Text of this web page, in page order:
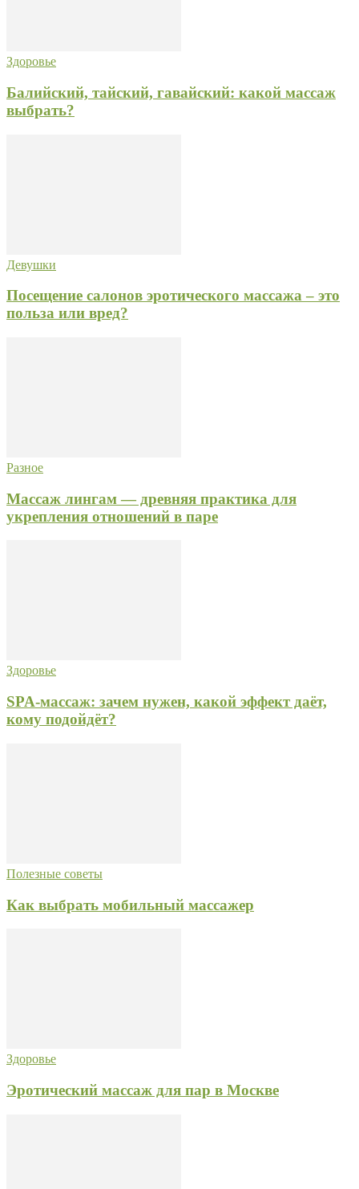
Здоровье
Балийский, тайский, гавайский: какой массаж
выбрать?
Девушки
Посещение салонов эротического массажа – это
польза или вред?
Разное
Массаж лингам — древняя практика для
укрепления отношений в паре
Здоровье
SPA-массаж: зачем нужен, какой эффект даёт,
кому подойдёт?
Полезные советы
Как выбрать мобильный массажер
Здоровье
Эротический массаж для пар в Москве